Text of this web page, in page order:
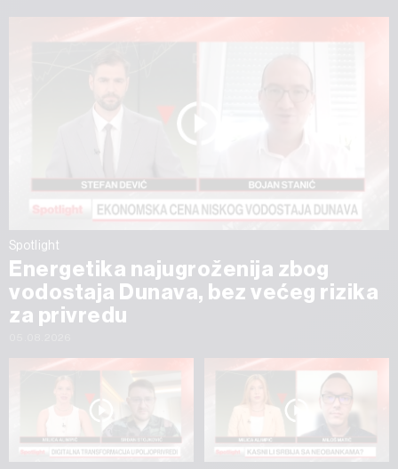
Spotlight
Energetika najugroženija zbog
vodostaja Dunava, bez većeg rizika
za privredu